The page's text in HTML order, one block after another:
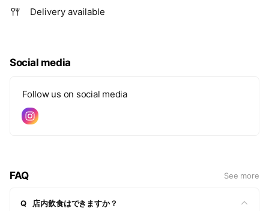
Delivery available
Social media
Follow us on social media
FAQ See more
Q
店内飲食はできますか？